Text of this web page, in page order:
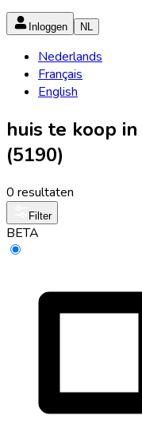
Inloggen NL
Nederlands
Français
English
huis te koop
(5190)
0 resultaten
Filter
BETA